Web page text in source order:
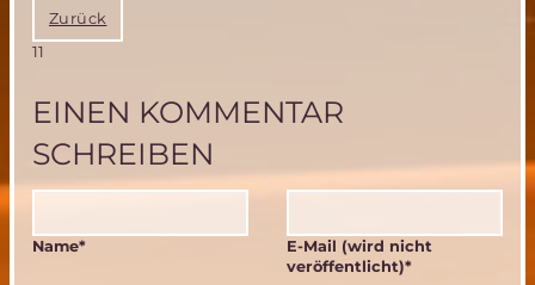
Zurück
11
EINEN KOMMENTAR
SCHREIBEN
Pflichtfeld
Name* Pflichtfeld
E-Mail (wird nicht
veröffentlicht)*